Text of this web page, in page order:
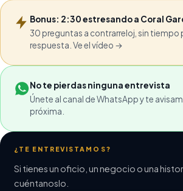
Bonus: 2:30 estresando a Coral
30 preguntas a contrarreloj, sin tiempo
respuesta. Ve el vídeo →
No te pierdas ninguna entrevista
Únete al canal de WhatsApp y te
próxima.
¿TE ENTREVISTAMOS?
Si tienes un oficio, un negocio o una
cuéntanoslo.